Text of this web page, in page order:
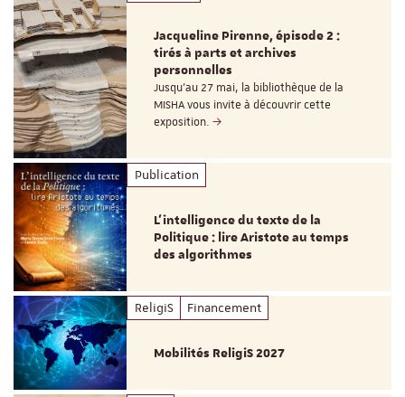
Jacqueline Pirenne, épisode 2 :
tirés à parts et archives
personnelles
Jusqu’au 27 mai, la bibliothèque de la
MISHA vous invite à découvrir cette
exposition.
Publication
L’intelligence du texte de la
Politique : lire Aristote au temps
des algorithmes
ReligiS Financement
Mobilités ReligiS 2027